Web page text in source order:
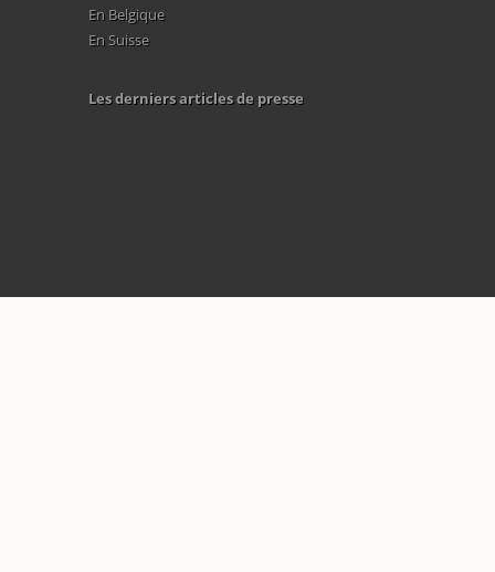
En Belgique
En Suisse
Les derniers articles de presse